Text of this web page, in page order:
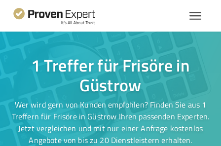
1 Treffer für Frisöre in
Güstrow
Wer wird gern von Kunden empfohlen? Finden Sie aus 1
Treffern für Frisöre in Güstrow Ihren passenden Experten.
Jetzt vergleichen und mit nur einer Anfrage kostenlos
Angebote von bis zu 20 Dienstleistern erhalten.